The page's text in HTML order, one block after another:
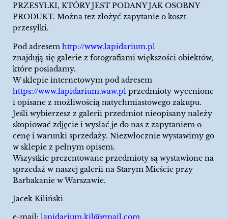
PRZESYŁKI, KTÓRY JEST PODANY JAK OSOBNY
PRODUKT. Można tez złożyć zapytanie o koszt
przesyłki.
Pod adresem http://www.lapidarium.pl
znajdują się galerie z fotografiami większości obiektów,
które posiadamy.
W sklepie internetowym pod adresem
https://www.lapidarium.waw.pl przedmioty wycenione
i opisane z możliwością natychmiastowego zakupu.
Jeśli wybierzesz z galerii przedmiot nieopisany należy
skopiować zdjęcie i wysłać je do nas z zapytaniem o
cenę i warunki sprzedaży. Niezwłocznie wystawimy go
w sklepie z pełnym opisem.
Wszystkie prezentowane przedmioty są wystawione na
sprzedaż w naszej galerii na Starym Mieście przy
Barbakanie w Warszawie.
Jacek Kiliński